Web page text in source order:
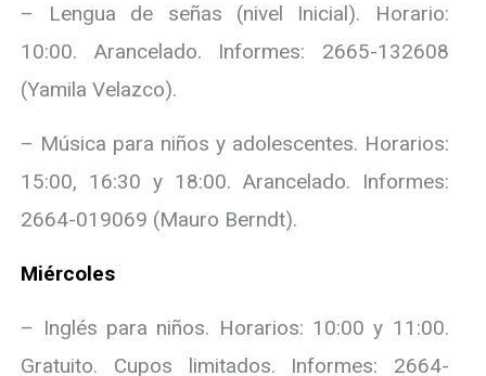
– Lengua de señas (nivel Inicial). Horario:
10:00. Arancelado. Informes: 2665-132608
(Yamila Velazco).
– Música para niños y adolescentes. Horarios:
15:00, 16:30 y 18:00. Arancelado. Informes:
2664-019069 (Mauro Berndt).
Miércoles
– Inglés para niños. Horarios: 10:00 y 11:00.
Gratuito. Cupos limitados. Informes: 2664-